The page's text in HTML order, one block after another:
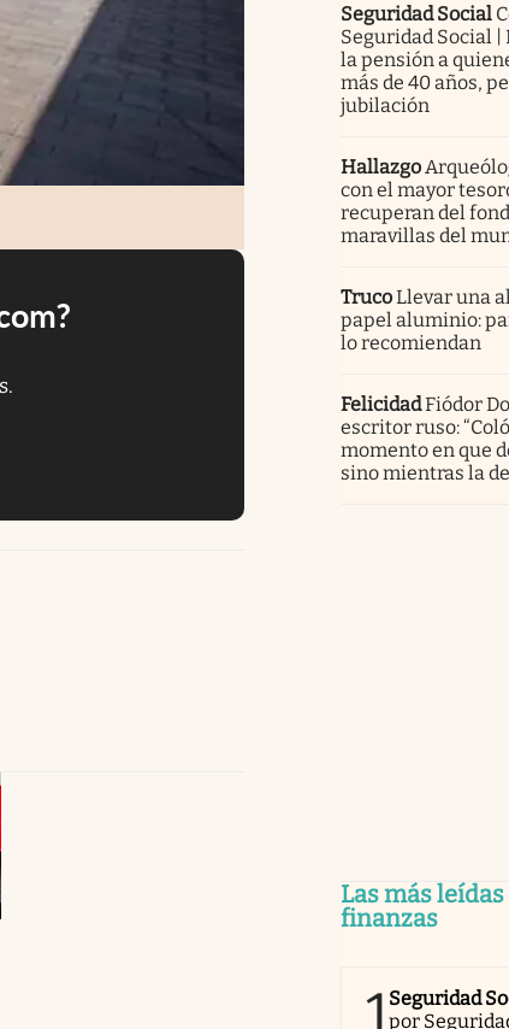
Seguridad Social
Seguridad Social |
la pensión a
más de 40 años,
jubilación
Hallazgo
con el mayor
recuperan del
maravillas del
TrucoLlevar una
papel aluminio:
lo recomiendan
FelicidadFiódor
escritor ruso:
momento en que
sino mientras la
Las más
finanzas
1Seguridad
por